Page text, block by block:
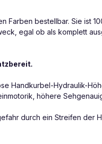
Farben bestellbar. Sie ist
egal ob als komplett
Handkurbel-Hydraulik-
höhere
durch ein Streifen